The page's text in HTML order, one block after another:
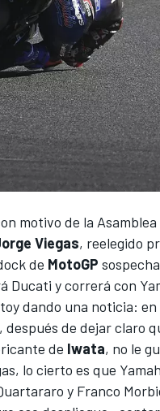
motivo de la
Viegas, reelegido
de MotoGP
Ducati y correrá con
dando una noticia: en
de dejar claro
de Iwata, no le
lo cierto es que
y Franco